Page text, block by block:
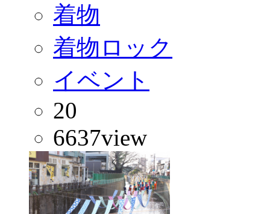
着物
着物ロック
イベント
20
6637view